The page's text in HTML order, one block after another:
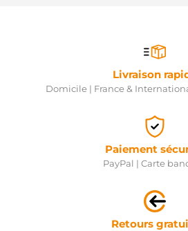
Livraison
Domicile | France &
Paiement
PayPal | Carte
Retours